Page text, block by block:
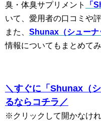
臭・体臭サプリメント
「
いて、愛用者の口コミや
また、 Shunax（シューナ
情報についてもまとめてみ
＼すぐに「Shunax（
るならコチラ／
※クリックして開かなけ